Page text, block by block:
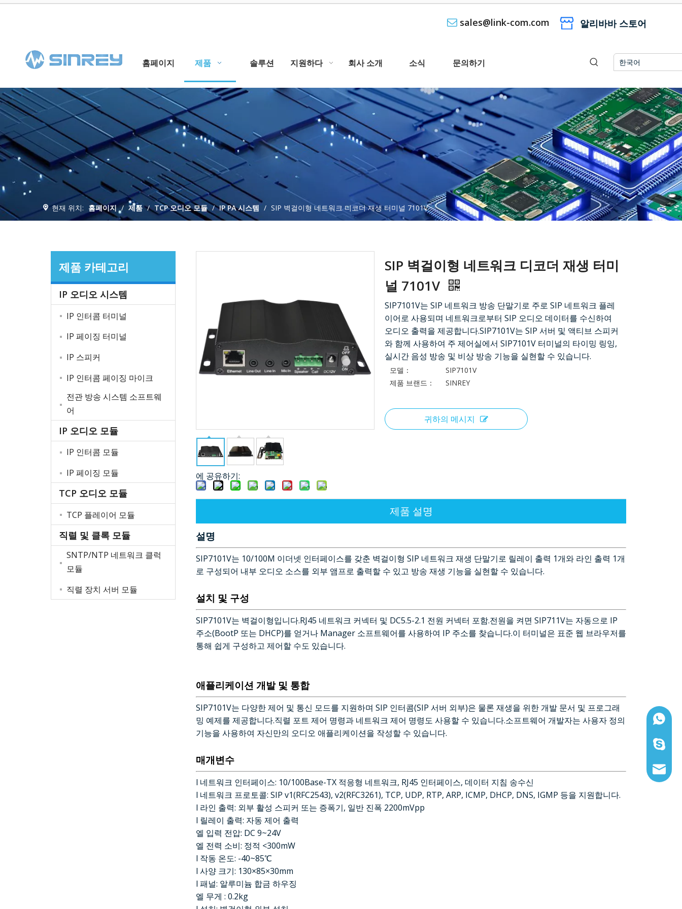
 sales@link-com.com 알리바바 스토어
홈페이지 제품 솔루션 지원하다 회사 소개 소식 문의하기 한국어
현재 위치: 홈페이지 / 제품 / TCP 오디오 모듈 / IP PA 시스템 / SIP 벽걸이형 네트워크 디코더 재생 터미널 7101V
제품 카테고리
IP 오디오 시스템
IP 인터콤 터미널
IP 페이징 터미널
IP 스피커
IP 인터콤 페이징 마이크
전관 방송 시스템 소프트웨
어
IP 오디오 모듈
IP 인터콤 모듈
IP 페이징 모듈
TCP 오디오 모듈
TCP 플레이어 모듈
직렬 및 클록 모듈
SNTP/NTP 네트워크 클럭
모듈
직렬 장치 서버 모듈
에 공유하기:
SIP 벽걸이형 네트워크 디코더 재생 터미
널 7101V
SIP7101V는 SIP 네트워크 방송 단말기로 주로 SIP 네트워크 플레
이어로 사용되며 네트워크로부터 SIP 오디오 데이터를 수신하여
오디오 출력을 제공합니다.SIP7101V는 SIP 서버 및 액티브 스피커
와 함께 사용하여 주 제어실에서 SIP7101V 터미널의 타이밍 링잉,
실시간 음성 방송 및 비상 방송 기능을 실현할 수 있습니다.
모델：
SIP7101V
제품 브랜드：
SINREY
귀하의 메시지
제품 설명
설명
SIP7101V는 10/100M 이더넷 인터페이스를 갖춘 벽걸이형 SIP 네트워크 재생 단말기로 릴레이 출력 1개와 라인 출력 1개
로 구성되어 내부 오디오 소스를 외부 앰프로 출력할 수 있고 방송 재생 기능을 실현할 수 있습니다.
설치 및 구성
SIP7101V는 벽걸이형입니다.RJ45 네트워크 커넥터 및 DC5.5-2.1 전원 커넥터 포함.전원을 켜면 SIP711V는 자동으로 IP
주소(BootP 또는 DHCP)를 얻거나 Manager 소프트웨어를 사용하여 IP 주소를 찾습니다.이 터미널은 표준 웹 브라우저를
통해 쉽게 구성하고 제어할 수도 있습니다.
애플리케이션 개발 및 통합
SIP7101V는 다양한 제어 및 통신 모드를 지원하며 SIP 인터콤(SIP 서버 외부)은 물론 재생을 위한 개발 문서 및 프로그래
밍 예제를 제공합니다.직렬 포트 제어 명령과 네트워크 제어 명령도 사용할 수 있습니다.소프트웨어 개발자는 사용자 정의
기능을 사용하여 자신만의 오디오 애플리케이션을 작성할 수 있습니다.
매개변수
l 네트워크 인터페이스: 10/100Base-TX 적응형 네트워크, RJ45 인터페이스, 데이터 지침 송수신
l 네트워크 프로토콜: SIP v1(RFC2543), v2(RFC3261), TCP, UDP, RTP, ARP, ICMP, DHCP, DNS, IGMP 등을 지원합니다.
l 라인 출력: 외부 활성 스피커 또는 증폭기, 일반 진폭 2200mVpp
l 릴레이 출력: 자동 제어 출력
엘 입력 전압: DC 9~24V
엘 전력 소비: 정적 <300mW
l 작동 온도: -40~85℃
l 사양 크기: 130×85×30mm
l 패널: 알루미늄 합금 하우징
엘 무게 : 0.2kg
스카이
이메일